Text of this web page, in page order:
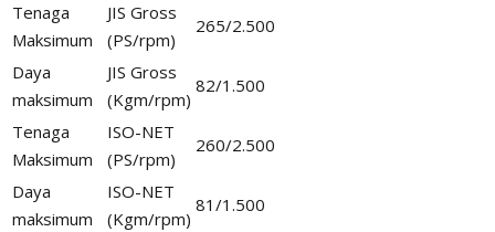
Tenaga
Maksimum
JIS Gross
(PS/rpm)
265/2.500
Daya
maksimum
JIS Gross
(Kgm/rpm)
82/1.500
Tenaga
Maksimum
ISO-NET
(PS/rpm)
260/2.500
Daya
maksimum
ISO-NET
(Kgm/rpm)
81/1.500